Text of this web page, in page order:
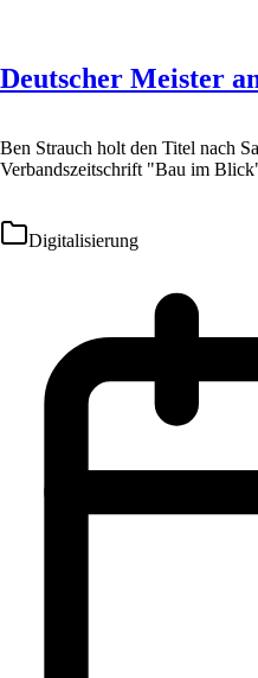
Deutscher Meister
Ben Strauch holt den Titel nach
Verbandszeitschrift "Bau im
Digitalisierung